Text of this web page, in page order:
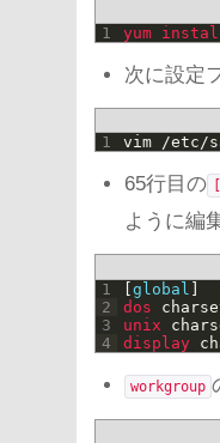
1
yum
次に設定
1
vim /etc/
65行目の
ように編
1
2
3
4
[global ]
dos
unix
display
workgroup